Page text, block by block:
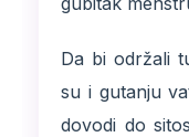
Da bi održali
su i gutanju
dovodi do